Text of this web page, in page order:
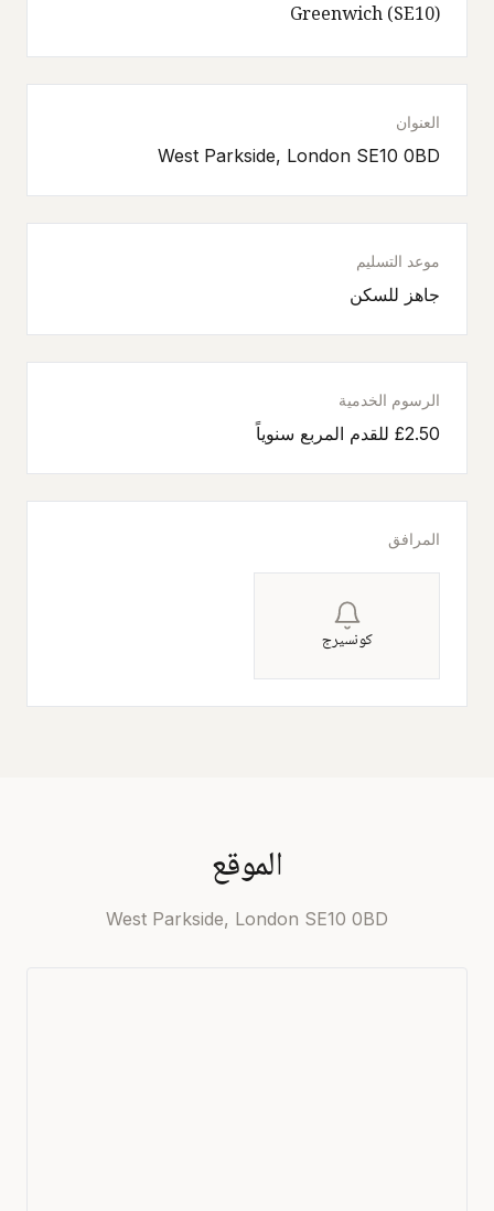
Greenwich (SE10)
العنوان
West Parkside, London SE10 0BD
موعد التسليم
جاهز للسكن
الرسوم الخدمية
£2.50 للقدم المربع سنوياً
المرافق
كونسيرج
الموقع
West Parkside, London SE10 0BD